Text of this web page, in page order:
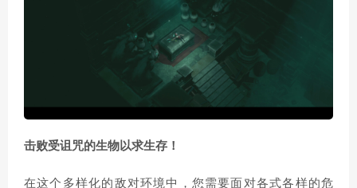
击败受诅咒的生物以求生存！
在这个多样化的敌对环境中，您需要面对各式各样的危